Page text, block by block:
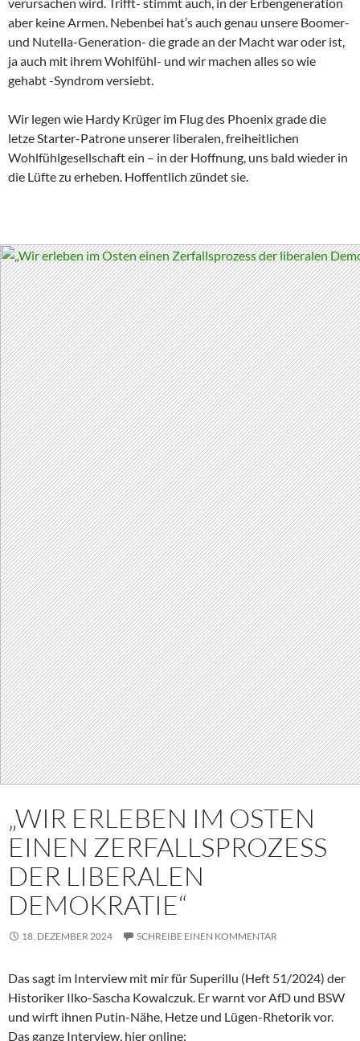
aber keine Armen. Nebenbei hat’s auch genau unsere Boomer-
und Nutella-Generation- die grade an der Macht war oder ist,
ja auch mit ihrem Wohlfühl- und wir machen alles so wie
gehabt -Syndrom versiebt.
Wir legen wie Hardy Krüger im Flug des Phoenix grade die
letze Starter-Patrone unserer liberalen, freiheitlichen
Wohlfühlgesellschaft ein – in der Hoffnung, uns bald wieder in
die Lüfte zu erheben. Hoffentlich zündet sie.
„WIR ERLEBEN IM OSTEN
EINEN ZERFALLSPROZESS
DER LIBERALEN
DEMOKRATIE“
18. DEZEMBER 2024 SCHREIBE EINEN KOMMENTAR
Das sagt im Interview mit mir für Superillu (Heft 51/2024) der
Historiker Ilko-Sascha Kowalczuk. Er warnt vor AfD und BSW
und wirft ihnen Putin-Nähe, Hetze und Lügen-Rhetorik vor.
Das ganze Interview, hier online: